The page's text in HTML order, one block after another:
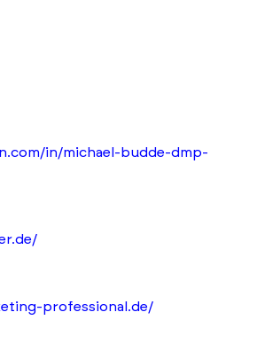
in/michael-budde-dmp-
professional.de/